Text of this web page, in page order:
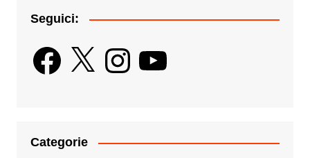
Seguici:
Facebook
X InstagramYouTube
Categorie